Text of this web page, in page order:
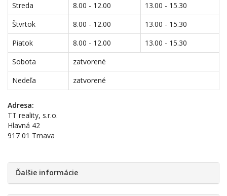
Streda
8.00 - 12.00
13.00 - 15.30
Štvrtok
8.00 - 12.00
13.00 - 15.30
Piatok
8.00 - 12.00
13.00 - 15.30
Sobota
zatvorené
Nedeľa
zatvorené
Adresa:
TT reality, s.r.o.
Hlavná 42
917 01 Trnava
Ďalšie informácie